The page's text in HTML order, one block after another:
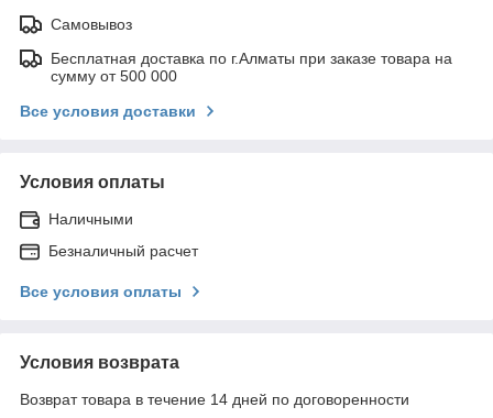
Самовывоз
Бесплатная доставка по г.Алматы при заказе товара на
сумму от 500 000
Все условия доставки
Условия оплаты
Наличными
Безналичный расчет
Все условия оплаты
Условия возврата
Возврат товара в течение 14 дней по договоренности